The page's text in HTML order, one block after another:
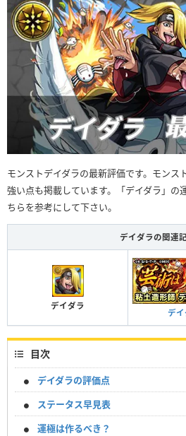
モンストデイダラの最新評価です。モンス
強い点も掲載しています。「デイダラ」の
ちらを参考にして下さい。
デイダラの関連
デイダラ
デ
目次
デイダラの評価点
ステータス早見表
運極は作るべき？